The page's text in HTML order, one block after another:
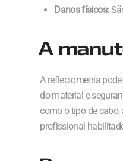
Danos físicos:
A
A reflectometria
do material e
como o tipo de cabo,
profissional